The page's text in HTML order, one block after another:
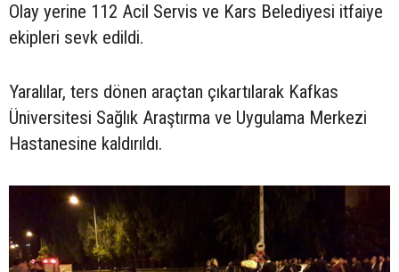
Olay yerine 112 Acil Servis ve Kars Belediyesi itfaiye
ekipleri sevk edildi.
Yaralılar, ters dönen araçtan çıkartılarak Kafkas
Üniversitesi Sağlık Araştırma ve Uygulama Merkezi
Hastanesine kaldırıldı.